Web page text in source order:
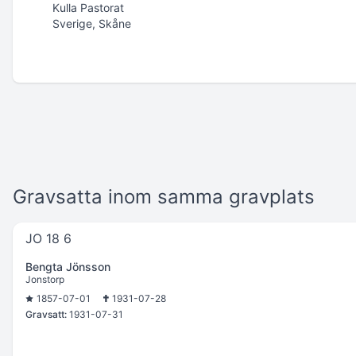
Kulla Pastorat
Sverige, Skåne
Gravsatta inom samma gravplats
JO 18 6
Bengta Jönsson
Jonstorp
1857-07-01
1931-07-28
Gravsatt: 1931-07-31